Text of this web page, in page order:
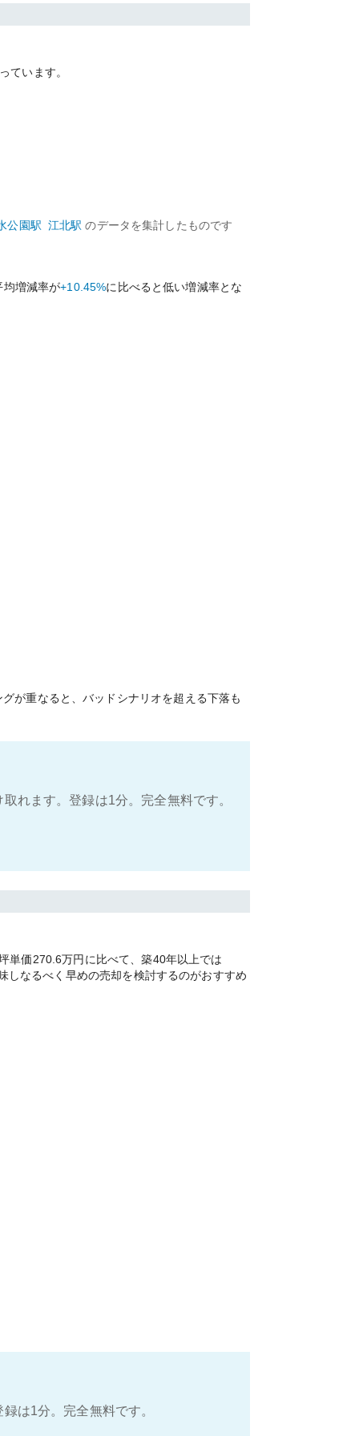
ています。
公園駅 江北駅 のデータを集計したものです
均増減率が+10.45%に比べると低い増減率とな
が重なると、バッドシナリオを超える下落も
れます。登録は1分。完全無料です。
単価270.6万円に比べて、築40年以上では
なるべく早めの売却を検討するのがおすすめ
は1分。完全無料です。